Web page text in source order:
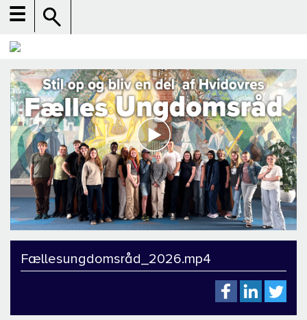
☰
Fællesungdomsråd_2026.mp4